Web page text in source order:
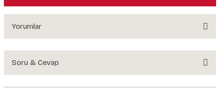
Yorumlar
Soru & Cevap